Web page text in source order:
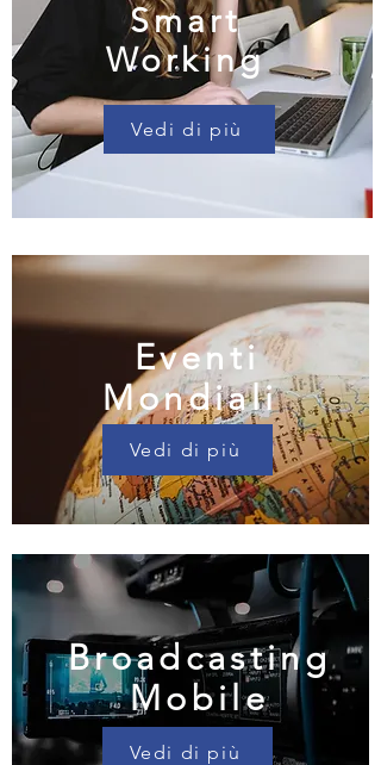
Smart
Working
Vedi di più
Eventi
Mondiali
Vedi di più
Broadcasting
Mobile
Vedi di più